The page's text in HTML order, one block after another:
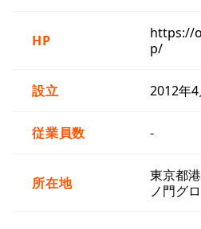
HP
https://
p/
設立 2012年4
従業員数 -
所在地
東京都
ノ門グ